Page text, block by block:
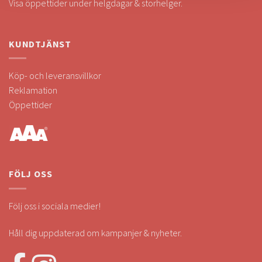
Visa öppettider under helgdagar & storhelger.
KUNDTJÄNST
Köp- och leveransvillkor
Reklamation
Öppettider
FÖLJ OSS
Följ oss i sociala medier!
Håll dig uppdaterad om kampanjer & nyheter.